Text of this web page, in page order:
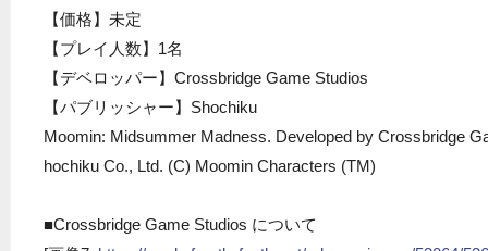
【価格】未定
【プレイ人数】1名
【デベロッパー】Crossbridge Game Studios
【パブリッシャー】Shochiku
Moomin: Midsummer Madness. Developed by Crossbridge
hochiku Co., Ltd. (C) Moomin Characters (TM)
■Crossbridge Game Studios について